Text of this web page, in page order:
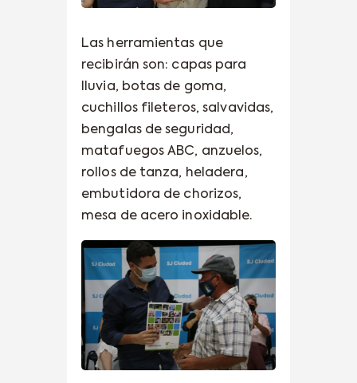
Las herramientas que
recibirán son: capas para
lluvia, botas de goma,
cuchillos fileteros, salvavidas,
bengalas de seguridad,
matafuegos ABC, anzuelos,
rollos de tanza, heladera,
embutidora de chorizos,
mesa de acero inoxidable.